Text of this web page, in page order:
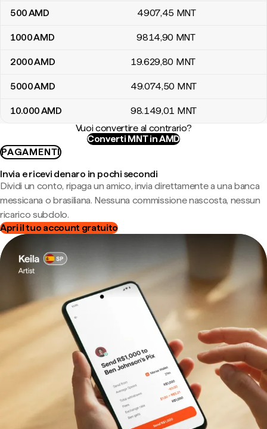
500AMD 4907,45 MNT
1000AMD 9814,90 MNT
2000AMD 19.629,80 MNT
5000AMD 49.074,50 MNT
10.000AMD 98.149,01 MNT
Vuoi convertire al contrario?
Converti MNT in AMD
PAGAMENTI
Invia e ricevi denaro in pochi secondi
Dividi un conto, ripaga un amico, invia direttamente a una banca
messicana o brasiliana. Nessuna commissione nascosta, nessun
ricarico subdolo.
Apri il tuo account gratuito